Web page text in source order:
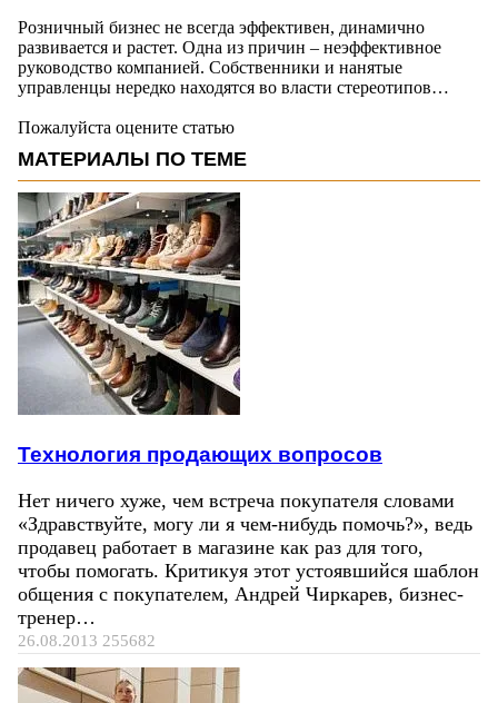
Розничный бизнес не всегда эффективен, динамично
развивается и растет. Одна из причин – неэффективное
руководство компанией. Собственники и нанятые
управленцы нередко находятся во власти стереотипов…
Пожалуйста оцените статью
МАТЕРИАЛЫ ПО ТЕМЕ
Технология продающих вопросов
Нет ничего хуже, чем встреча покупателя словами
«Здравствуйте, могу ли я чем-нибудь помочь?», ведь
продавец работает в магазине как раз для того,
чтобы помогать. Критикуя этот устоявшийся шаблон
общения с покупателем, Андрей Чиркарев, бизнес-
тренер…
26.08.2013 255682